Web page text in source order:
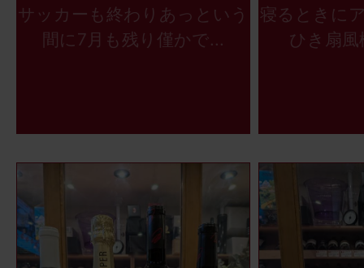
サッカーも終わりあっという
間に7月も残り僅かで...
寝るときに
ひき扇